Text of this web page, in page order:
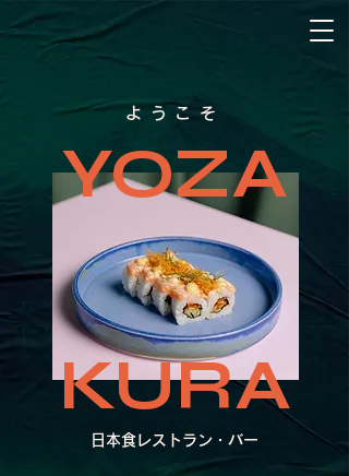
YOZA
KURA
ようこそ
YOZA
KURA
​日本食レストラン・バー